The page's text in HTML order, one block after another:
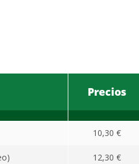
Precios
10,30 €
12,30 €